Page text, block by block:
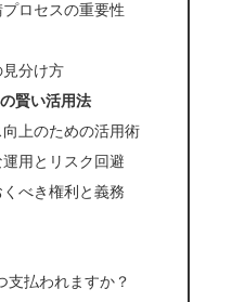
ロセスの重要性
分け方
賢い活用法
上のための活用術
用とリスク回避
べき権利と義務
支払われますか？